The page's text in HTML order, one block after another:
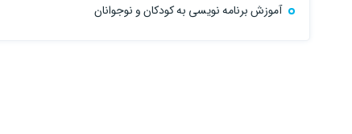
آموزش برنامه نویسی به کودکان و نوجوانان